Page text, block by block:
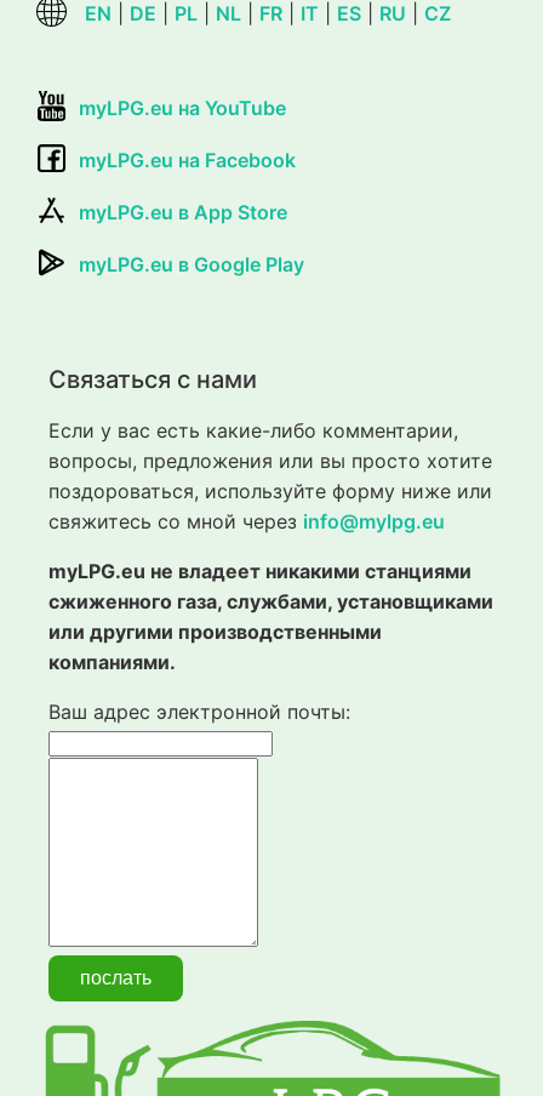
EN DE PL NL FR IT ES RU CZ
myLPG.eu на YouTube
myLPG.eu на Facebook
myLPG.eu в App Store
myLPG.eu в Google Play
Связаться с нами
Если у вас есть какие-либо комментарии,
вопросы, предложения или вы просто хотите
поздороваться, используйте форму ниже или
свяжитесь со мной через info@mylpg.eu
myLPG.eu не владеет никакими станциями
сжиженного газа, службами, установщиками
или другими производственными
компаниями.
Ваш адрес электронной почты: